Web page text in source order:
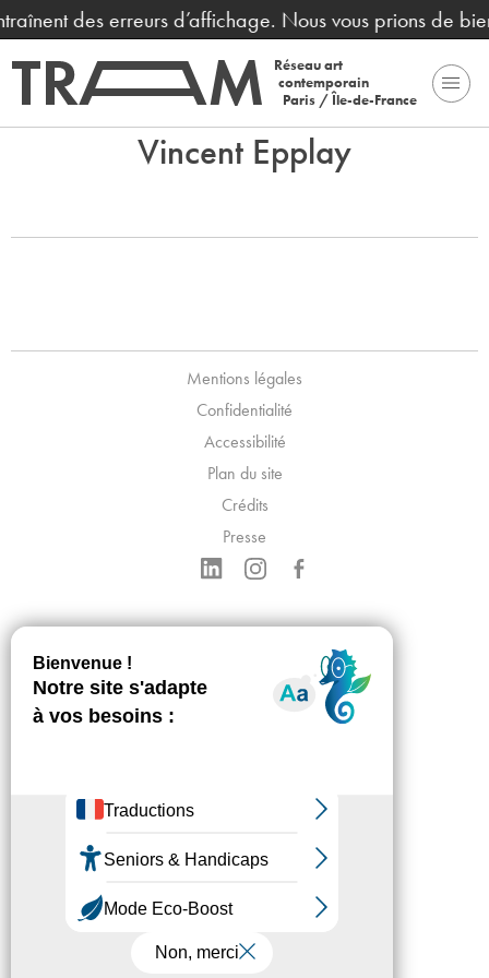
des erreurs d’affichage. Nous vous prions de
Réseau art
contemporain
Paris / Île-de-France
Vincent Epplay
Mentions légales
Confidentialité
Accessibilité
Plan du site
Crédits
Presse